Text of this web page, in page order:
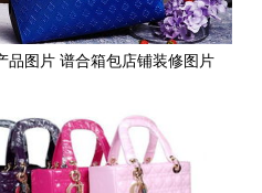
品图片 谱合箱包店铺装修图片